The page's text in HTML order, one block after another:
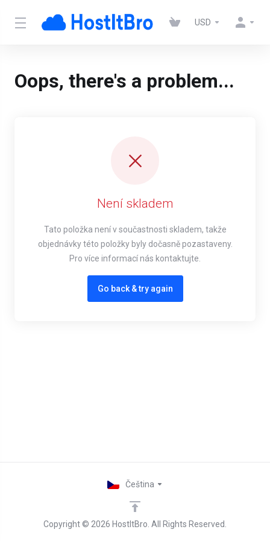
USD
Oops, there's a problem...
Není skladem
Tato položka není v součastnosti skladem, takže
objednávky této položky byly dočasně pozastaveny.
Pro více informací nás kontaktujte.
Go back & try again
Copyright © 2026 HostItBro. All Rights Reserved.
Čeština